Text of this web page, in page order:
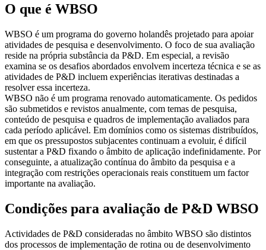
O que é WBSO
WBSO é um programa do governo holandês projetado para apoiar
atividades de pesquisa e desenvolvimento. O foco de sua avaliação
reside na própria substância da P&D. Em especial, a revisão
examina se os desafios abordados envolvem incerteza técnica e se as
atividades de P&D incluem experiências iterativas destinadas a
resolver essa incerteza.
WBSO não é um programa renovado automaticamente. Os pedidos
são submetidos e revistos anualmente, com temas de pesquisa,
conteúdo de pesquisa e quadros de implementação avaliados para
cada período aplicável. Em domínios como os sistemas distribuídos,
em que os pressupostos subjacentes continuam a evoluir, é difícil
sustentar a P&D fixando o âmbito de aplicação indefinidamente. Por
conseguinte, a atualização contínua do âmbito da pesquisa e a
integração com restrições operacionais reais constituem um factor
importante na avaliação.
Condições para avaliação de P&D WBSO
Actividades de P&D consideradas no âmbito WBSO são distintos
dos processos de implementação de rotina ou de desenvolvimento